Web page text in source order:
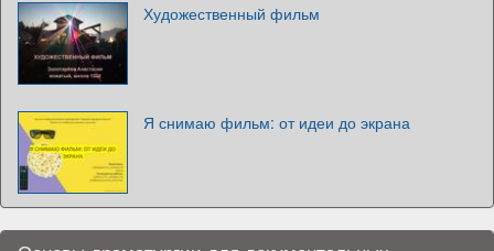
Художественный фильм
Я снимаю фильм: от идеи до экрана